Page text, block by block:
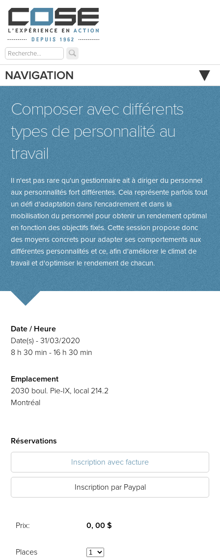
NAVIGATION
Composer avec différents
types de personnalité au
travail
Il n'est pas rare qu'un gestionnaire ait à diriger du personnel
aux personnalités fort différentes. Cela représente parfois tout
un défi d'adaptation dans l'encadrement et dans la
mobilisation du personnel pour obtenir un rendement optimal
en fonction des objectifs fixés. Cette session propose donc
des moyens concrets pour adapter ses comportements aux
différentes personnalités et ce, afin d'améliorer le climat de
travail et d'optimiser le rendement de chacun.
Date / Heure
Date(s) - 31/03/2020
8 h 30 min - 16 h 30 min
Emplacement
2030 boul. Pie-IX, local 214.2
Montréal
Réservations
Inscription avec facture
Inscription par Paypal
Prix: 0, 00 $
Places